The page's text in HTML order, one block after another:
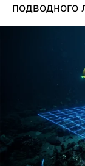
подводного